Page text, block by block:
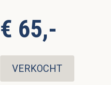
€ 65,-
VERKOCHT